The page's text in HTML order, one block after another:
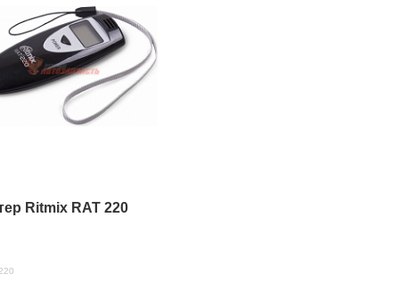
Ritmix RAT 220